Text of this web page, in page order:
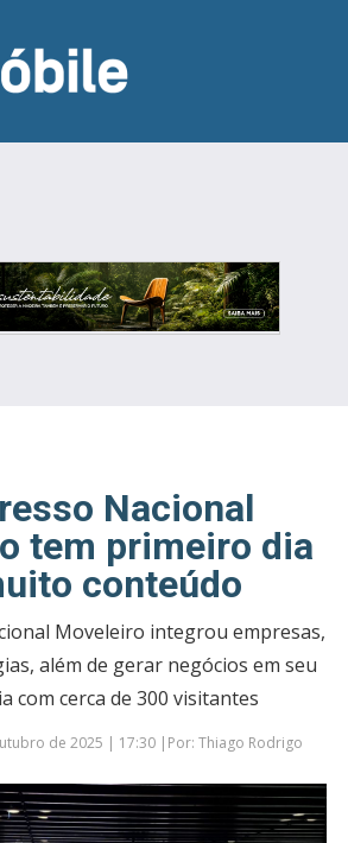
DESIGN & DECORAÇÃO
NOTÍCIAS
Nacional
tem primeiro dia
conteúdo
Moveleiro integrou empresas,
além de gerar negócios em seu
com cerca de 300 visitantes
de 2025 | 17:30 |Por: Thiago Rodrigo